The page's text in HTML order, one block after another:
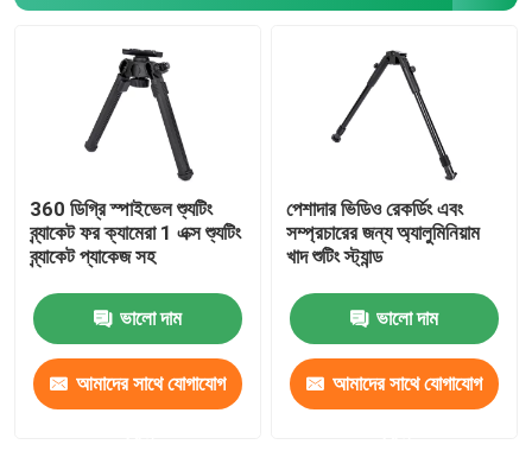
360 ডিগ্রি স্পাইভেল শ্যুটিং
ব্র্যাকেট ফর ক্যামেরা 1 এক্স শ্যুটিং
ব্র্যাকেট প্যাকেজ সহ
ভালো দাম
আমাদের সাথে যোগাযোগ
পেশাদার ভিডিও রেকর্ডিং এবং
সম্প্রচারের জন্য অ্যালুমিনিয়াম
খাদ শুটিং স্ট্যান্ড
ভালো দাম
আমাদের সাথে যোগাযোগ